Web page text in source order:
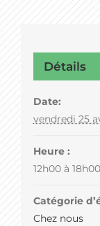
Détails
Date:
vendredi 25
Heure :
12h00 à 18h00
Catégorie
Chez nous